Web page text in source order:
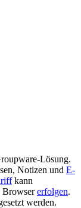
Lösung.
Notizen und E-
kann
Browsererfolgen.
werden.